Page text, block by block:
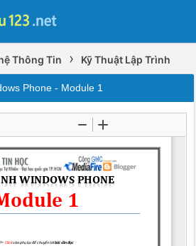
Thông Tin › Kỹ Thuật Lập Trình
Phone - Module 1